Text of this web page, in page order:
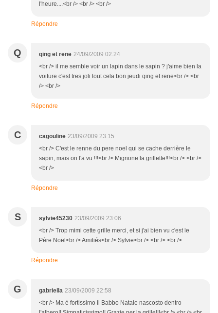
l'heure....<br /> <br /> <br />
Répondre
Q qing et rene 24/09/2009 02:24
<br /> il me semble voir un lapin dans le sapin ? j'aime bien la
voiture c'est tres joli tout cela bon jeudi qing et rene<br /> <br
/> <br />
Répondre
C cagouline 23/09/2009 23:15
<br /> C'est le renne du pere noel qui se cache derrière le
sapin, mais on l'a vu !!!<br /> Mignone la grillette!!!<br /> <br />
<br />
Répondre
S sylvie45230 23/09/2009 23:06
<br /> Trop mimi cette grille merci, et si j'ai bien vu c'est le
Père Noël<br /> Amitiés<br /> Sylvie<br /> <br /> <br />
Répondre
G gabriella 23/09/2009 22:58
<br /> Ma è fortissimo il Babbo Natale nascosto dentro